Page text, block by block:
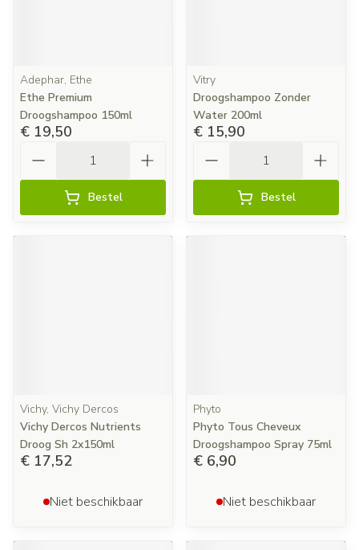
Adephar, Ethe
Ethe Premium
Droogshampoo 150ml
€ 19,50
Bestel
Vitry
Droogshampoo Zonder
Water 200ml
€ 15,90
Bestel
Vichy, Vichy Dercos
Vichy Dercos Nutrients
Droog Sh 2x150ml
€ 17,52
Niet beschikbaar
Phyto
Phyto Tous Cheveux
Droogshampoo Spray 75ml
€ 6,90
Niet beschikbaar